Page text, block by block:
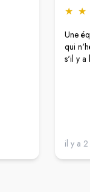
★ ★
Une
qui
s'il y a
il y a